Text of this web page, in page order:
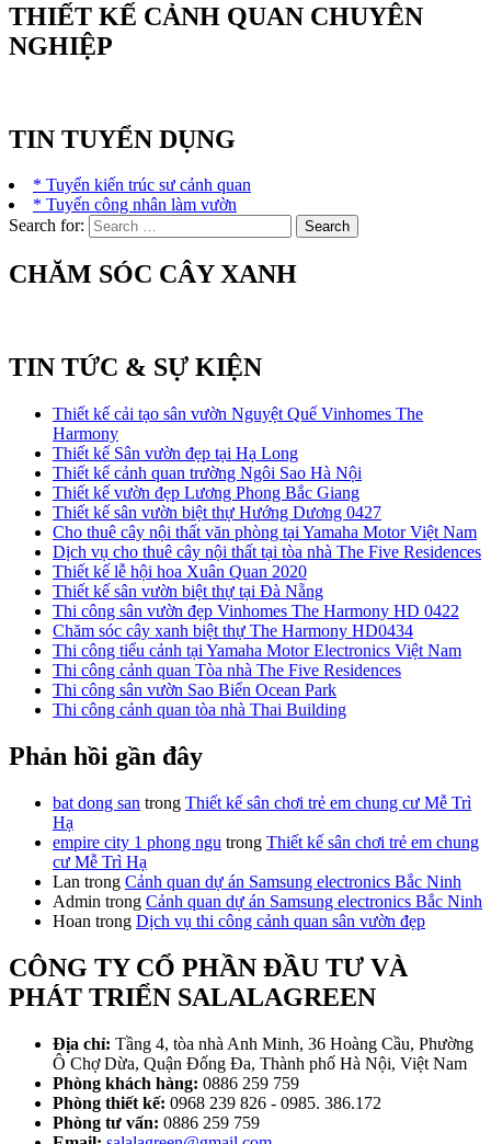
THIẾT KẾ CẢNH QUAN CHUYÊN
NGHIỆP
TIN TUYỂN DỤNG
* Tuyển kiến trúc sư cảnh quan
* Tuyển công nhân làm vườn
Search for:
CHĂM SÓC CÂY XANH
TIN TỨC & SỰ KIỆN
Thiết kế cải tạo sân vườn Nguyệt Quế Vinhomes The
Harmony
Thiết kế Sân vườn đẹp tại Hạ Long
Thiết kế cảnh quan trường Ngôi Sao Hà Nội
Thiết kế vườn đẹp Lương Phong Bắc Giang
Thiết kế sân vườn biệt thự Hướng Dương 0427
Cho thuê cây nội thất văn phòng tại Yamaha Motor Việt Nam
Dịch vụ cho thuê cây nội thất tại tòa nhà The Five Residences
Thiết kế lễ hội hoa Xuân Quan 2020
Thiết kế sân vườn biệt thự tại Đà Nẵng
Thi công sân vườn đẹp Vinhomes The Harmony HD 0422
Chăm sóc cây xanh biệt thự The Harmony HD0434
Thi công tiểu cảnh tại Yamaha Motor Electronics Việt Nam
Thi công cảnh quan Tòa nhà The Five Residences
Thi công sân vườn Sao Biển Ocean Park
Thi công cảnh quan tòa nhà Thai Building
Phản hồi gần đây
bat dong san trong Thiết kế sân chơi trẻ em chung cư Mễ Trì
Hạ
empire city 1 phong ngu trong Thiết kế sân chơi trẻ em chung
cư Mễ Trì Hạ
Lan trong Cảnh quan dự án Samsung electronics Bắc Ninh
Admin trong Cảnh quan dự án Samsung electronics Bắc Ninh
Hoan trong Dịch vụ thi công cảnh quan sân vườn đẹp
CÔNG TY CỔ PHẦN ĐẦU TƯ VÀ
PHÁT TRIỂN SALALAGREEN
Địa chỉ: Tầng 4, tòa nhà Anh Minh, 36 Hoàng Cầu, Phường
Ô Chợ Dừa, Quận Đống Đa, Thành phố Hà Nội, Việt Nam
Phòng khách hàng: 0886 259 759
Phòng thiết kế: 0968 239 826 - 0985. 386.172
Phòng tư vấn: 0886 259 759